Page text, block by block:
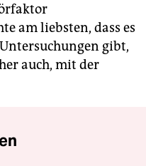
am liebsten, dass es
gibt,
auch, mit der